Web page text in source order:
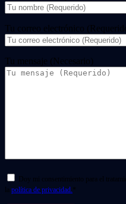
Tu correo electrónico
Tu mensaje (Necesario)
Doy mi consentimiento para el
la política de privacidad. *